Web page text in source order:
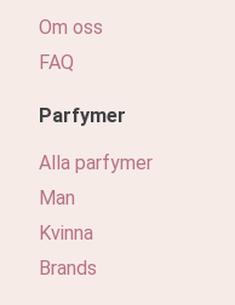
Om oss
FAQ
Parfymer
Alla parfymer
Man
Kvinna
Brands